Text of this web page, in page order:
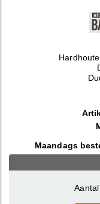
Maandags